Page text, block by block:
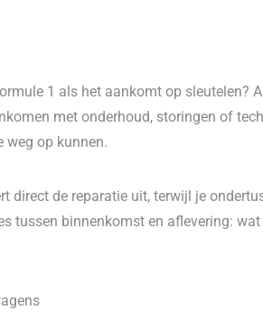
1 als het aankomt op sleutelen?
met onderhoud, storingen of
weg op kunnen.
direct de reparatie uit, terwijl je
tussen binnenkomst en aflevering: